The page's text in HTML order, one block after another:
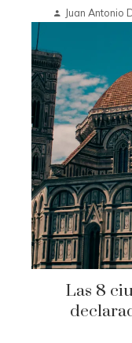
Juan Antonio
Las 8